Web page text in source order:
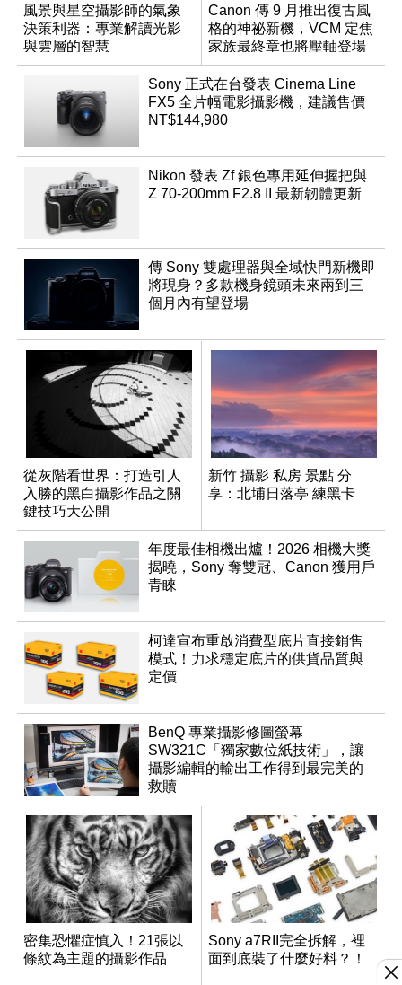
風景與星空攝影師的氣象
決策利器：專業解讀光影
與雲層的智慧
App「Atmos」登場
Canon 傳 9 月推出復古風
格的神祕新機，VCM 定焦
家族最終章也將壓軸登場
Sony 正式在台發表 Cinema Line
FX5 全片幅電影攝影機，建議售價
NT$144,980
Nikon 發表 Zf 銀色專用延伸握把與
Z 70-200mm F2.8 II 最新韌體更新
傳 Sony 雙處理器與全域快門新機即
將現身？多款機身鏡頭未來兩到三
個月內有望登場
從灰階看世界：打造引人
入勝的黑白攝影作品之關
鍵技巧大公開
新竹 攝影 私房 景點 分
享：北埔日落亭 練黑卡
年度最佳相機出爐！2026 相機大獎
揭曉，Sony 奪雙冠、Canon 獲用戶
青睞
柯達宣布重啟消費型底片直接銷售
模式！力求穩定底片的供貨品質與
定價
BenQ 專業攝影修圖螢幕
SW321C「獨家數位紙技術」，讓
攝影編輯的輸出工作得到最完美的
救贖
密集恐懼症慎入！21張以
條紋為主題的攝影作品
Sony a7RII完全拆解，裡
面到底裝了什麼好料？！